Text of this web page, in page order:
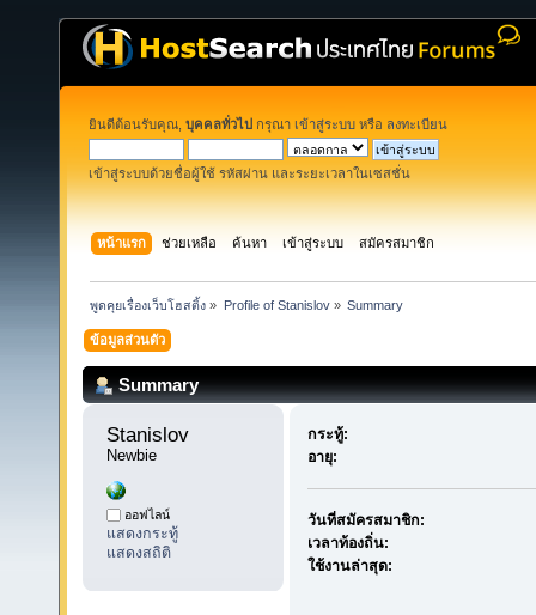
ยินดีต้อนรับคุณ, บุคคลทั่วไป กรุณา เข้าสู่ระบบ หรือ ลงทะเบียน
เข้าสู่ระบบด้วยชื่อผู้ใช้ รหัสผ่าน และระยะเวลาในเซสชั่น
หน้าแรก ช่วยเหลือ ค้นหา เข้าสู่ระบบ สมัครสมาชิก
พูดคุยเรื่องเว็บโฮสติ้ง » Profile of Stanislov» Summary
ข้อมูลส่วนตัว
Summary
Stanislov
Newbie
ออฟไลน์
แสดงกระทู้
แสดงสถิติ
กระทู้:
อายุ:
วันที่สมัครสมาชิก:
เวลาท้องถิ่น:
ใช้งานล่าสุด: